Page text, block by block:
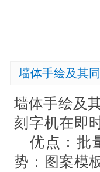
墙体手绘及其
墙体手绘
刻字机在即
优点：批
势：图案模